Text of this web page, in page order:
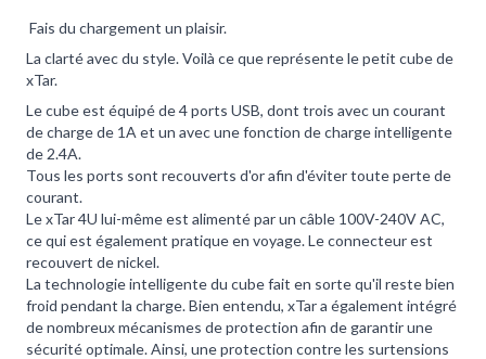
Fais du chargement un plaisir.
La clarté avec du style. Voilà ce que représente le petit cube de
xTar.
Le cube est équipé de 4 ports USB, dont trois avec un courant
de charge de 1A et un avec une fonction de charge intelligente
de 2.4A.
Tous les ports sont recouverts d'or afin d'éviter toute perte de
courant.
Le xTar 4U lui-même est alimenté par un câble 100V-240V AC,
ce qui est également pratique en voyage. Le connecteur est
recouvert de nickel.
La technologie intelligente du cube fait en sorte qu'il reste bien
froid pendant la charge. Bien entendu, xTar a également intégré
de nombreux mécanismes de protection afin de garantir une
sécurité optimale. Ainsi, une protection contre les surtensions